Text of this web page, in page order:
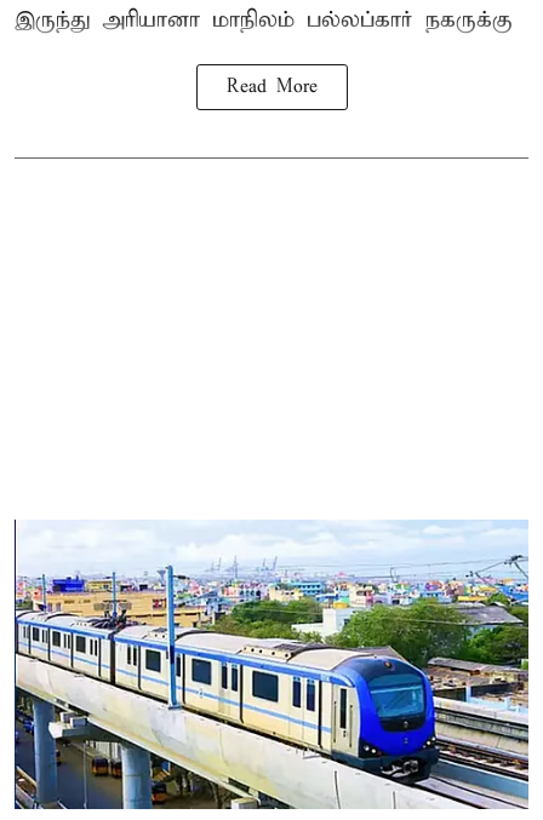
இருந்து அரியானா மாநிலம் பல்லப்கார் நகருக்கு
Read More